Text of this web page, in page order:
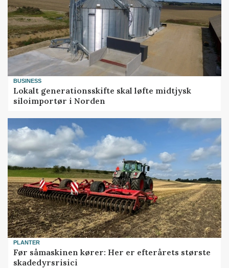
BUSINESS
Lokalt generationsskifte skal løfte midtjysk
siloimportør i Norden
PLANTER
Før såmaskinen kører: Her er efterårets største
skadedyrsrisici